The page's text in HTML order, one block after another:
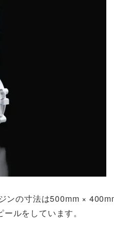
の寸法は500mm ×
ルをしています。